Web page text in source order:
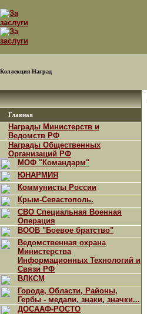
Коллекция Наград
Главная
Награды Министерств и
Ведомств РФ
Награды Общественных
Организаций РФ
МОФ "Командарм"
ЮНАРМИЯ
Коммунисты России
Крым-Севастополь.
СВО Специальная Военная
Операция
ВООВ "Боевое братство"
Ведомственная охрана
Министерства
Информационных Технологий и
Связи РФ
ВЛКСМ
Города, Области, Районы,
Гербы - медали, знаки, значки...
ДОСААФ-РОСТО